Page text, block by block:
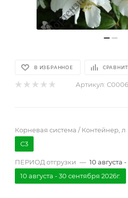
В ИЗБРАННОЕ
Артикул:
Корневая система / Контейнер, л
С3
ПЕРИОД отгрузки — 10 августа
10 августа - 30 сентября 2026г.